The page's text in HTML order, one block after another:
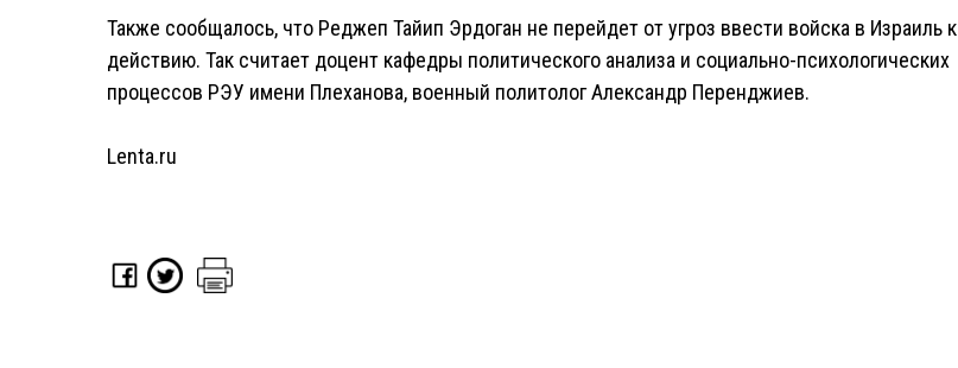
Также сообщалось, что Реджеп Тайип Эрдоган не перейдет от угроз ввести войска в Израиль к
действию. Так считает доцент кафедры политического анализа и социально-психологических
процессов РЭУ имени Плеханова, военный политолог Александр Перенджиев.
Lenta.ru